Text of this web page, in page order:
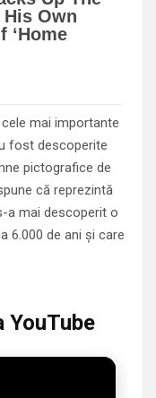
mai importante
fost descoperite
pictografice de
că reprezintă
a mai descoperit o
6.000 de ani şi care
YouTube